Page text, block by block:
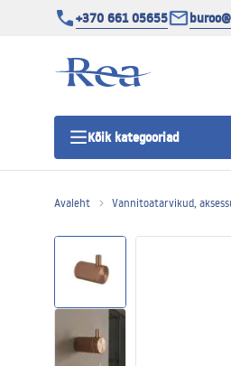
+370 661 05655
Kõik kategooriad
Duši uks
Avaleht Vannitoatarvikud,